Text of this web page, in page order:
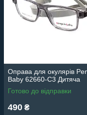
Оправа для окулярів
Baby 62660-C3 Дитяча
Готово до відправки
490 ₴